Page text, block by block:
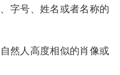
字号、姓名或者名称的
然人高度相似的肖像或